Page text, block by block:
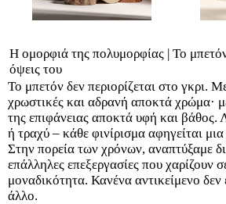
Η ομορφιά της πολυμορφίας | Το
όψεις του
Το μπετόν δεν περιορίζεται στο γκρι.
χρωστικές και αδρανή αποκτά χρώμα·
της επιφάνειας αποκτά υφή και βάθος.
ή τραχύ – κάθε φινίρισμα αφηγείται
Στην πορεία των χρόνων, αναπτύξαμε
επάλληλες επεξεργασίες που χαρίζουν
μοναδικότητα. Κανένα αντικείμενο δεν
άλλο.